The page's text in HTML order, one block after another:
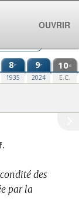
8e
1935
9e
2024
10e
E.C.
des
par la
OUVRIR